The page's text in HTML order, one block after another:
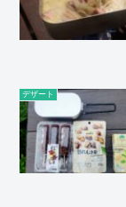
デザート